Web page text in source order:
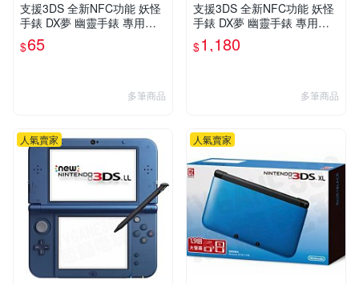
支援3DS 全新NFC功能 妖怪
手錶 DX夢 幽靈手錶 專用徽
章 夢05 神妖怪 神降臨 單包
【板橋魔力】
$65
多筆商品
支援3DS 全新NFC功能 妖怪
手錶 DX夢 幽靈手錶 專用徽
章 夢05 神妖怪 神降臨 整盒2
0包【板橋魔力】
$1,180
多筆商品
人氣賣家 人氣賣家